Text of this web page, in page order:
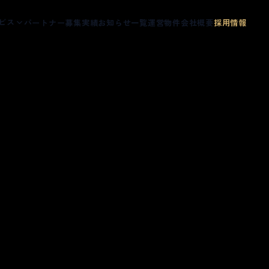
ス パートナー募集実績お知らせ一覧運営物件会社概要採用情報